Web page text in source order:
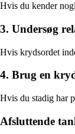
Hvis du kender
3. Undersøg
Hvis krydsordet
4. Brug en
Hvis du stadig har
Afsluttende